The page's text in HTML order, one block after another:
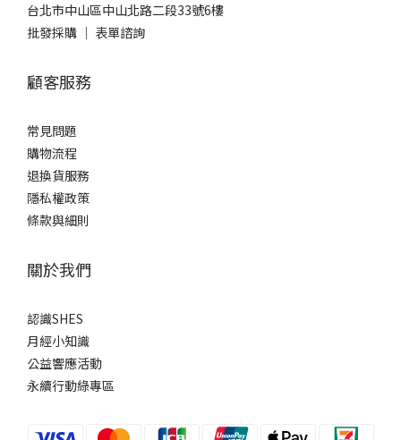
台北市中山區中山北路二段33號6樓
批發採購 ｜ 表單諮詢
顧客服務
常見問題
購物流程
退換貨服務
隱私權政策
條款與細則
關於我們
認識SHES
月經小知識
公益響應活動
永續行動綠專區